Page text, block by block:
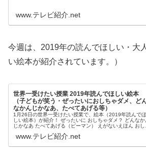
www.テレビ紹介.net
今週は、2019年の読んでほしい・大
い絵本が紹介されています。）
世界一受けたい授業 2019年読んでほしい絵本
（子どもが笑う・ぜったいにおしちゃダメ、ど
なかんじかなあ、たべてあげる等）
1月26日の世界一受けたい授業で、絵本（2019年読んでほ
しい絵本）が紹介！ ぜったいに おしちゃダメ？ どんなか
じかなあ たべてあげる（ピーマン） えがないえほん おし
専門士の杉上佐...
www.テレビ紹介.net